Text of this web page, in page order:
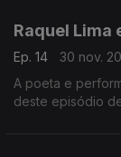
Raquel Lima
Ep. 14
30 nov.
A poeta e
deste episódio